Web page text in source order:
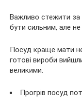
Важливо стежити за
бути сильним, але
Посуд краще мати
готові вироби
великими.
Прогрів посуд